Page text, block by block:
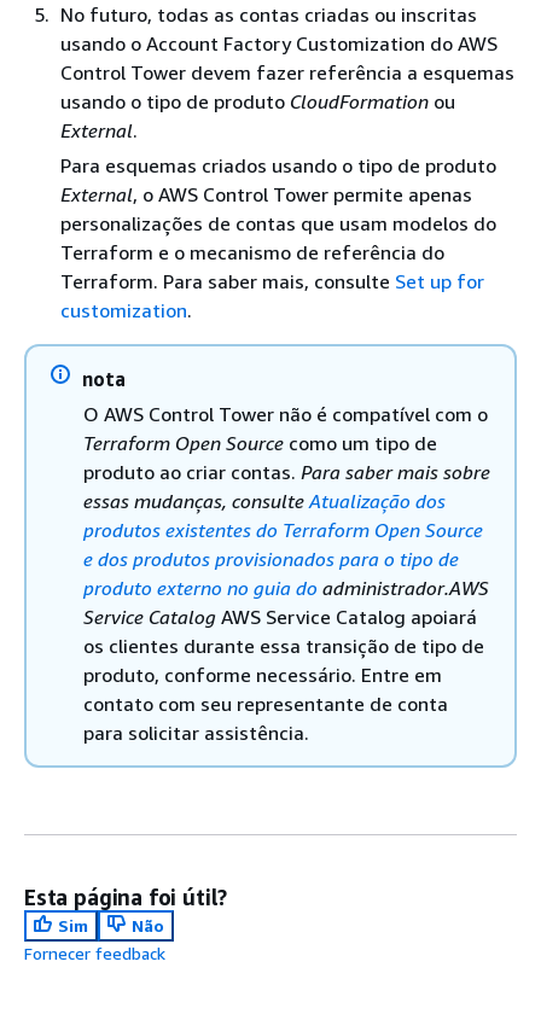
No futuro, todas as contas criadas ou inscritas
usando o Account Factory Customization do AWS
Control Tower devem fazer referência a esquemas
usando o tipo de produto CloudFormation ou
External.
Para esquemas criados usando o tipo de produto
External, o AWS Control Tower permite apenas
personalizações de contas que usam modelos do
Terraform e o mecanismo de referência do
Terraform. Para saber mais, consulte Set up for
customization.
nota
O AWS Control Tower não é compatível com o
Terraform Open Source como um tipo de
produto ao criar contas. Para saber mais sobre
essas mudanças, consulte Atualização dos
produtos existentes do Terraform Open Source
e dos produtos provisionados para o tipo de
produto externo no guia do administrador.AWS
Service Catalog AWS Service Catalog apoiará
os clientes durante essa transição de tipo de
produto, conforme necessário. Entre em
contato com seu representante de conta
para solicitar assistência.
Esta página foi útil?
Sim
Não
Fornecer feedback